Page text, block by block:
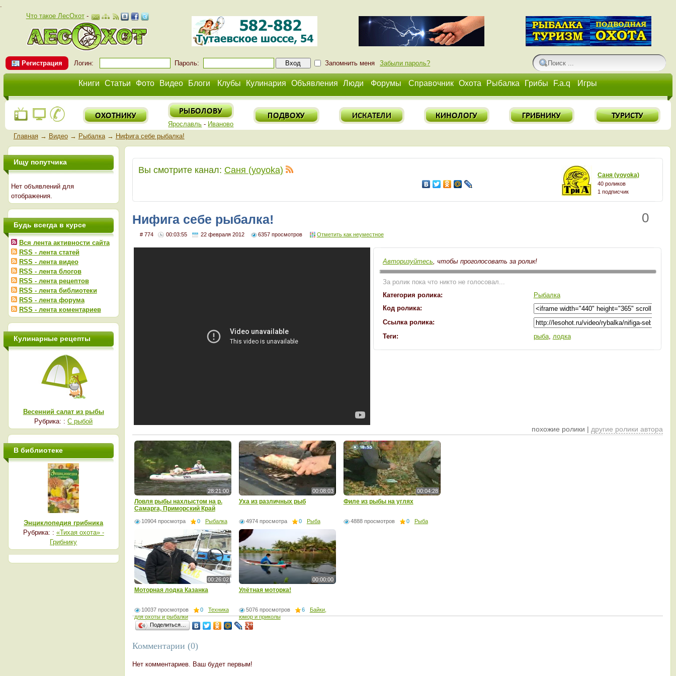
.
Что такое ЛесОхот-
Регистрация Логин: Пароль: Запомнить меня Забыли пароль?
Книги Статьи Фото Видео Блоги Клубы Кулинария Объявления Люди Форумы Справочник Охота Рыбалка Грибы F.a.q Игры
Ярославль - Иваново
Главная→ Видео→ Рыбалка→ Нифига себе рыбалка!
Вы смотрите канал: Саня (yoyoka) Саня (yoyoka)
40 роликов
1 подписчик
0
Нифига себе рыбалка!
# 774 00:03:55 22 февраля 2012 6357 просмотров Отметить как неуместное
Авторизуйтесь , чтобы проголосовать за ролик!
За ролик пока что никто не голосовал...
Категория ролика:
Рыбалка
Код ролика:
Ссылка ролика:
Теги:
рыба, лодка
похожие ролики | другие ролики автора
28:21:00
Ловля рыбы нахлыстом на р.
Самарга, Приморский Край
10904 просмотра 0 Рыбалка
00:08:03
Уха из различных рыб
4974 просмотра 0 Рыба
00:04:28
Филе из рыбы на углях
4888 просмотров 0 Рыба
00:26:02
Моторная лодка Казанка
10037 просмотров 0
Техника
для охоты и рыбалки
00:00:00
Улётная моторка!
5076 просмотров 6
Байки,
юмор и приколы
Поделиться…
Комментарии (0)
Нет комментариев. Ваш будет первым!
Ищу попутчика
Нет объявлений для
отображения.
Будь всегда в курсе
Вся лента активности сайта
RSS - лента статей
RSS - лента видео
RSS - лента блогов
RSS - лента рецептов
RSS - лента библиотеки
RSS - лента форума
RSS - лента коментариев
Кулинарные рецепты
Весенний салат из рыбы
Рубрика: :С рыбой
В библиотеке
Энциклопедия грибника
Рубрика: : «Тихая охота» -
Грибнику